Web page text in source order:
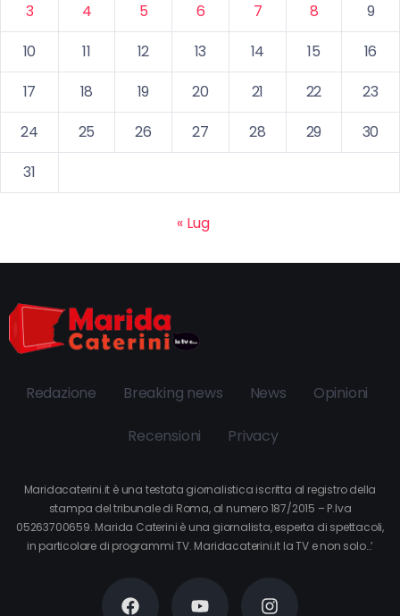
3
4 5 6 7 8
9
10
11 12 13 14 15
16
17
18 19 20 21 22
23
24
25 26 27 28 29
30
31
« Lug
Redazione Breaking news News Opinioni
Recensioni Privacy
Maridacaterini.it è una testata giornalistica iscritta al registro della
stampa del tribunale di Roma, al numero 187/2015 – P.Iva
05263700659. Marida Caterini è una giornalista, esperta di spettacoli,
in particolare di programmi TV. Maridacaterini.it la TV e non solo…’